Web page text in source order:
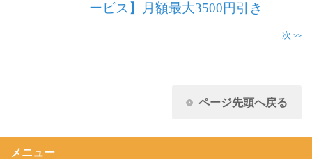
ービス】月額最大3500円引き
次 >>
ページ先頭へ戻る
メニュー